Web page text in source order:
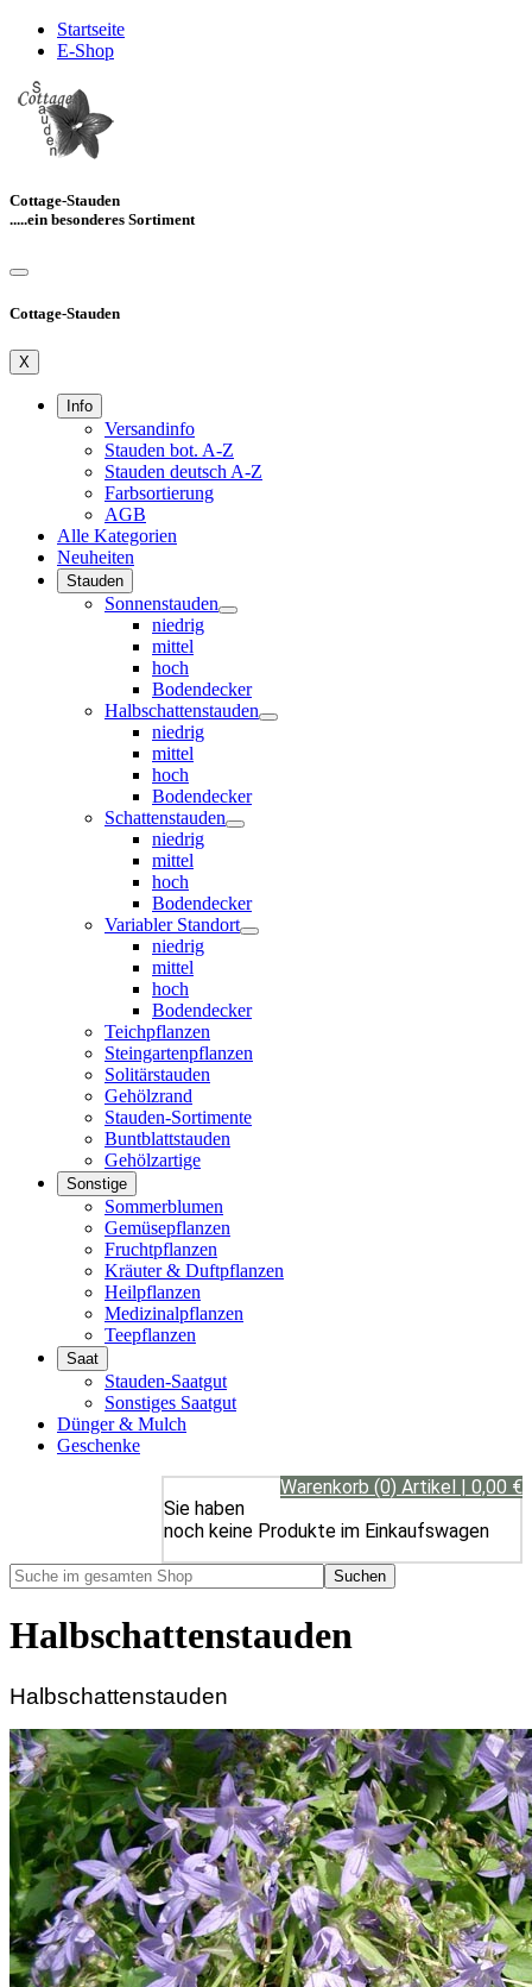
Startseite
E-Shop
Cottage-Stauden
.....ein besonderes Sortiment
Cottage-Stauden
X
Info
Versandinfo
Stauden bot. A-Z
Stauden deutsch A-Z
Farbsortierung
AGB
Alle Kategorien
Neuheiten
Stauden
Sonnenstauden
niedrig
mittel
hoch
Bodendecker
Halbschattenstauden
niedrig
mittel
hoch
Bodendecker
Schattenstauden
niedrig
mittel
hoch
Bodendecker
Variabler Standort
niedrig
mittel
hoch
Bodendecker
Teichpflanzen
Steingartenpflanzen
Solitärstauden
Gehölzrand
Stauden-Sortimente
Buntblattstauden
Gehölzartige
Sonstige
Sommerblumen
Gemüsepflanzen
Fruchtpflanzen
Kräuter & Duftpflanzen
Heilpflanzen
Medizinalpflanzen
Teepflanzen
Saat
Stauden-Saatgut
Sonstiges Saatgut
Dünger & Mulch
Geschenke
Warenkorb (0) Artikel | 0,00 €
Sie haben
noch keine Produkte im Einkaufswagen
Halbschattenstauden
Halbschattenstauden